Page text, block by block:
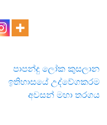
පාපන්දු ලෝක කුසලාන
ඉතිහාසයේ උද්වේගකරම
අවසන් මහා තරගය